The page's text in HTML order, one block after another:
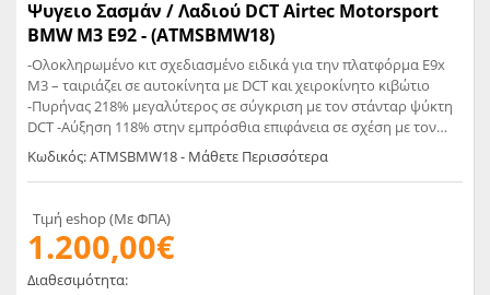
Ψυγειο Σασμάν / Λαδιού DCT Airtec Motorsport
BMW M3 E92 - (ATMSBMW18)
-Ολοκληρωμένο κιτ σχεδιασμένο ειδικά για την πλατφόρμα E9x
M3 – ταιριάζει σε αυτοκίνητα με DCT και χειροκίνητο κιβώτιο
-Πυρήνας 218% μεγαλύτερος σε σύγκριση με τον στάνταρ ψύκτη
DCT -Αύξηση 118% στην εμπρόσθια επιφάνεια σε σχέση με τον
στάνταρ ψύκτη DCT -Βελτιωμένη ικανότητα και δυνατότητα
ψύξης λαδιού -Αποδεδειγμένη λειτουργία· δοκιμασμένο στην
πίστα με βελτίωση 100% στην απόρριψη θερμότητας -Γνήσια
γωνία από ανθρακονήματα για βελτίωση της ροής αέρα στον
ψύκτη -Αλουμινένιο αεραγωγό για βελτίωση της ροής αέρα έξω
από τον ψύκτη -Άμεση αντικατάσταση που ταιριάζει στην αρχική
θέση -Το πιο εύκολο κιτ στην αγορά για τοποθέτηση -Συνοδεύεται
Κωδικός: ATMSBMW18 - Μάθετε Περισσότερα
Τιμή eshop (Με ΦΠΑ)
1.200,00€
Διαθεσιμότητα: